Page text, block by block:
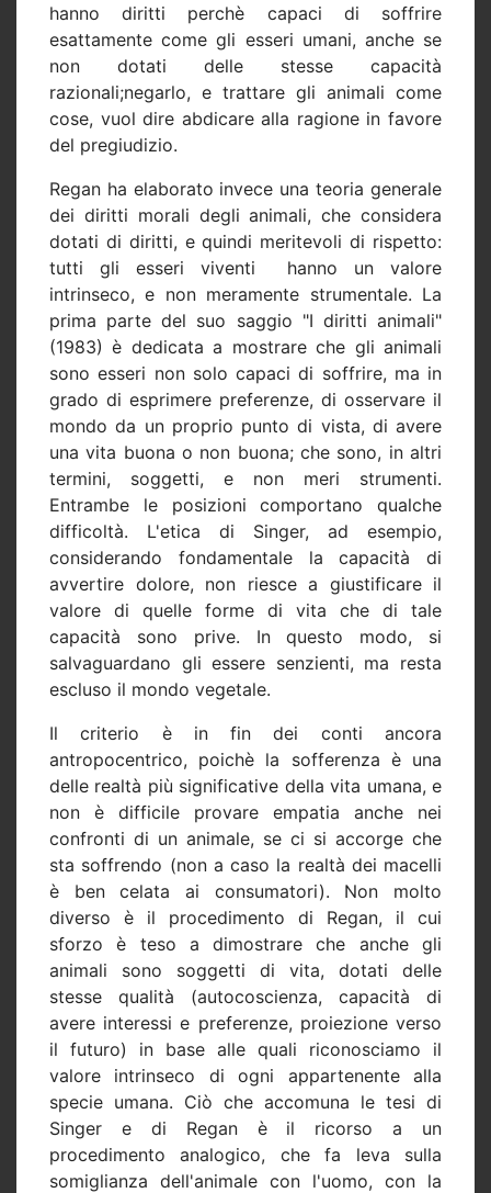
hanno diritti perchè capaci di soffrire
esattamente come gli esseri umani, anche se
non dotati delle stesse capacità
razionali;negarlo, e trattare gli animali come
cose, vuol dire abdicare alla ragione in favore
del pregiudizio.
Regan ha elaborato invece una teoria generale
dei diritti morali degli animali, che considera
dotati di diritti, e quindi meritevoli di rispetto:
tutti gli esseri viventi hanno un valore
intrinseco, e non meramente strumentale. La
prima parte del suo saggio "I diritti animali"
(1983) è dedicata a mostrare che gli animali
sono esseri non solo capaci di soffrire, ma in
grado di esprimere preferenze, di osservare il
mondo da un proprio punto di vista, di avere
una vita buona o non buona; che sono, in altri
termini, soggetti, e non meri strumenti.
Entrambe le posizioni comportano qualche
difficoltà. L'etica di Singer, ad esempio,
considerando fondamentale la capacità di
avvertire dolore, non riesce a giustificare il
valore di quelle forme di vita che di tale
capacità sono prive. In questo modo, si
salvaguardano gli essere senzienti, ma resta
escluso il mondo vegetale.
Il criterio è in fin dei conti ancora
antropocentrico, poichè la sofferenza è una
delle realtà più significative della vita umana, e
non è difficile provare empatia anche nei
confronti di un animale, se ci si accorge che
sta soffrendo (non a caso la realtà dei macelli
è ben celata ai consumatori). Non molto
diverso è il procedimento di Regan, il cui
sforzo è teso a dimostrare che anche gli
animali sono soggetti di vita, dotati delle
stesse qualità (autocoscienza, capacità di
avere interessi e preferenze, proiezione verso
il futuro) in base alle quali riconosciamo il
valore intrinseco di ogni appartenente alla
specie umana. Ciò che accomuna le tesi di
Singer e di Regan è il ricorso a un
procedimento analogico, che fa leva sulla
somiglianza dell'animale con l'uomo, con la